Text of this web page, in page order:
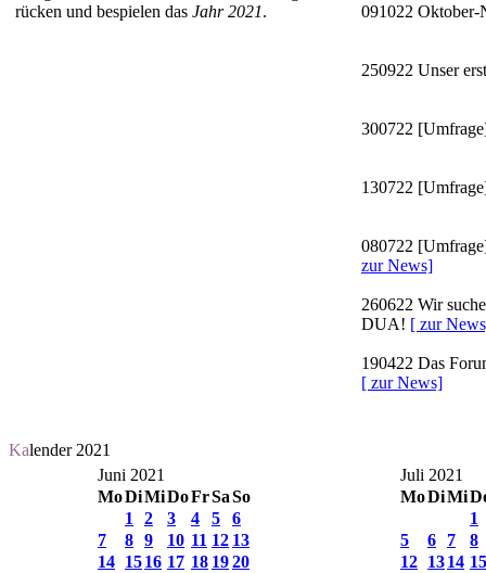
rücken und bespielen das Jahr 2021. 091022
250922 Unser
300722
130722
080722
zur News]
260622 Wir
DUA! [ zur
190422 Das
[ zur News]
Kalender 2021
Juni 2021
MoDiMiDoFrSaSo
1
2 3 4 5
6
7
8 9 10 11 12 13
14 1516 17 18 1920
Juli 2021
MoDiMi
1
5
6 7
8
12 1314 15